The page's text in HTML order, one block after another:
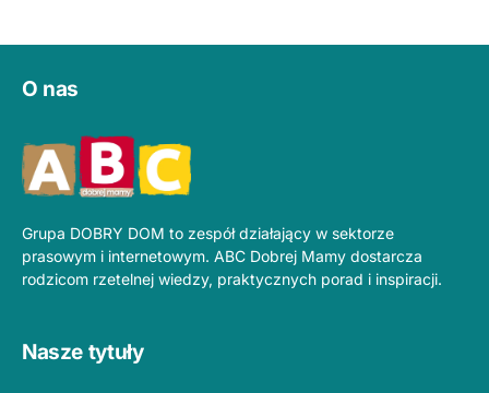
O nas
Grupa DOBRY DOM to zespół działający w sektorze
prasowym i internetowym. ABC Dobrej Mamy dostarcza
rodzicom rzetelnej wiedzy, praktycznych porad i inspiracji.
Nasze tytuły